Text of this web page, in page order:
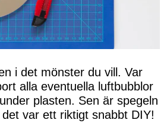
i det mönster du vill. Var
alla eventuella luftbubblor
plasten. Sen är spegeln
var ett riktigt snabbt DIY!